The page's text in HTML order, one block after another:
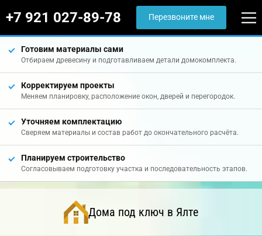
+7 921 027-89-78 Перезвоните мне
Готовим материалы сами
Отбираем древесину и подготавливаем детали домокомплекта.
Корректируем проекты
Меняем планировку, расположение окон, дверей и перегородок.
Уточняем комплектацию
Сверяем материалы и состав работ до окончательного расчёта.
Планируем строительство
Согласовываем подготовку участка и последовательность этапов.
Дома под ключ в Ялте